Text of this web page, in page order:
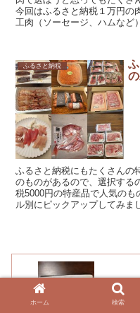
今回はふるさと納税１万円の
工肉（ソーセージ、ハムなど
ふるさと納税
ふるさと納税にもたくさんの
のものがあるので、選択する
税5000円の特産品で人気の
ル別にピックアップしてみま
アイロ
便利グ
ホーム 検索